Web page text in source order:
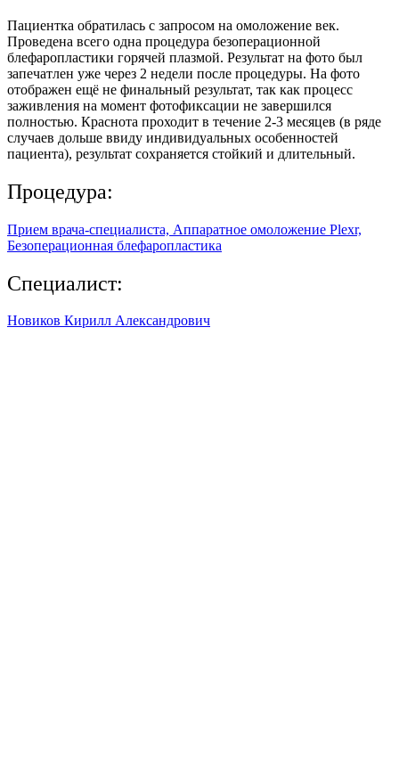
Пациентка обратилась с запросом на омоложение век.
Проведена всего одна процедура безоперационной
блефаропластики горячей плазмой. Результат на фото был
запечатлен уже через 2 недели после процедуры. На фото
отображен ещё не финальный результат, так как процесс
заживления на момент фотофиксации не завершился
полностью. Краснота проходит в течение 2-3 месяцев (в ряде
случаев дольше ввиду индивидуальных особенностей
пациента), результат сохраняется стойкий и длительный.
Процедура:
Прием врача-специалиста, Аппаратное омоложение Plexr,
Безоперационная блефаропластика
Специалист:
Новиков Кирилл Александрович